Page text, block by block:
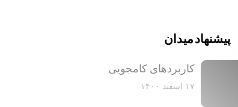
پیشنهاد میدان
کاربرد‌های کامجویی
۱۷ اسفند ۱۴۰۰